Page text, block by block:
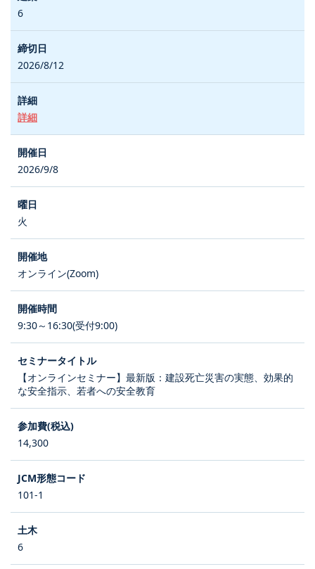
6
2026/8/12
詳細
2026/9/8
火
オンライン(Zoom)
9:30～16:30(受付9:00)
【オンラインセミナー】最新版：建設死亡災害の実態、効果的
な安全指示、若者への安全教育
14,300
101-1
6